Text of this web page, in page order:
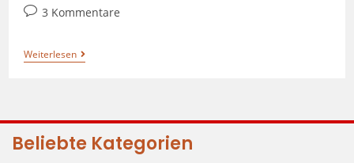
3 Kommentare
Weiterlesen
Beliebte Kategorien